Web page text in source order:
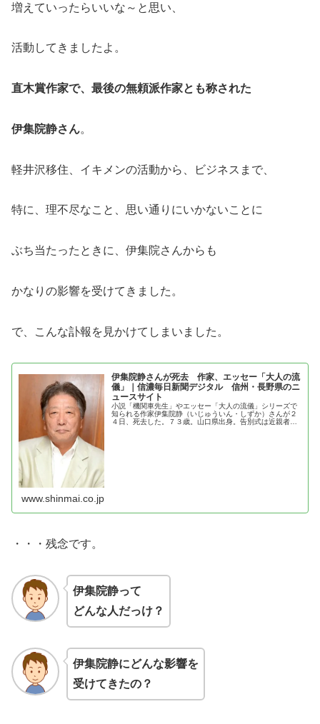
増えていったらいいな～と思い、
活動してきましたよ。
直木賞作家で、最後の無頼派作家とも称された
伊集院静さん。
軽井沢移住、イキメンの活動から、ビジネスまで、
特に、理不尽なこと、思い通りにいかないことに
ぶち当たったときに、伊集院さんからも
かなりの影響を受けてきました。
で、こんな訃報を見かけてしまいました。
伊集院静さんが死去 作家、エッセー「大人の流
儀」｜信濃毎日新聞デジタル 信州・長野県のニ
ュースサイト
小説「機関車先生」やエッセー「大人の流儀」シリーズで
知られる作家伊集院静（いじゅういん・しずか）さんが２
４日、死去した。７３歳。山口県出身。告別式は近親者で
www.shinmai.co.jp
・・・残念です。
伊集院静って
どんな人だっけ？
伊集院静にどんな影響を
受けてきたの？